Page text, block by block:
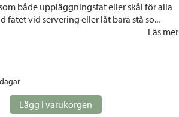
både uppläggningsfat eller skål för alla
fatet vid servering eller låt bara stå so...
Läs mer
Lägg i varukorgen